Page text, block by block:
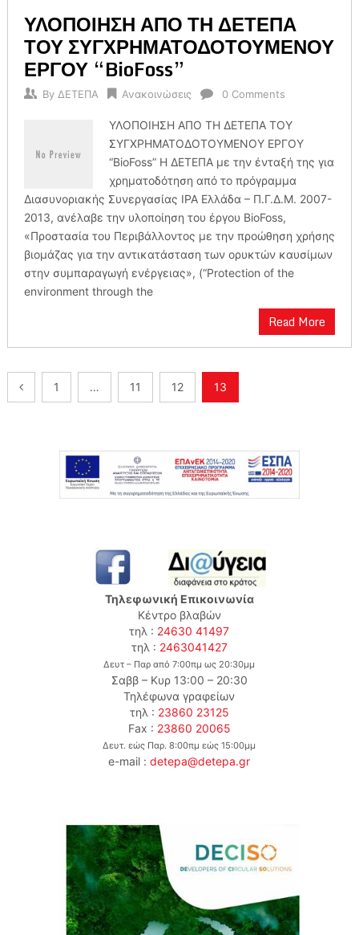
ΥΛΟΠΟΙΗΣΗ ΑΠΟ ΤΗ ΔΕΤΕΠΑ
ΤΟΥ ΣΥΓΧΡΗΜΑΤΟΔΟΤΟΥΜΕΝΟΥ
ΕΡΓΟΥ “BioFoss”
By ΔΕΤΕΠΑ Ανακοινώσεις 0 Comments
ΥΛΟΠΟΙΗΣΗ ΑΠΟ ΤΗ ΔΕΤΕΠΑ ΤΟΥ
ΣΥΓΧΡΗΜΑΤΟΔΟΤΟΥΜΕΝΟΥ ΕΡΓΟΥ
“BioFoss” Η ΔΕΤΕΠΑ με την ένταξή της για
χρηματοδότηση από το πρόγραμμα
Διασυνοριακής Συνεργασίας IPA Ελλάδα – Π.Γ.Δ.Μ. 2007-
2013, ανέλαβε την υλοποίηση του έργου ΒioFoss,
«Προστασία του Περιβάλλοντος με την προώθηση χρήσης
βιομάζας για την αντικατάσταση των ορυκτών καυσίμων
στην συμπαραγωγή ενέργειας», (“Protection of the
environment through the
Read More
Πλοήγηση
1 … 11 12 13
Τηλεφωνική Επικοινωνία
Κέντρο βλαβών
τηλ : 24630 41497
τηλ : 2463041427
Δευτ – Παρ από 7:00πμ ως 20:30μμ
Σαββ – Κυρ 13:00 – 20:30
Τηλέφωνα γραφείων
τηλ : 23860 23125
Fax : 23860 20065
Δευτ. εώς Παρ. 8:00πμ εώς 15:00μμ
e-mail :detepa@detepa.gr